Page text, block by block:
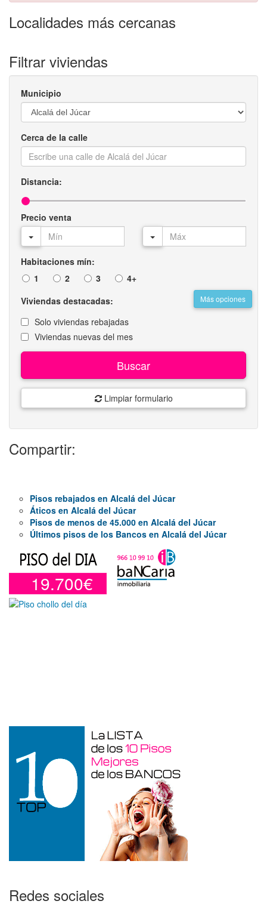
Localidades más cercanas
Filtrar viviendas
Municipio
Cerca de la calle
Distancia:
Precio venta
Habitaciones mín:
1
2 3 4+
Más opciones
Viviendas destacadas:
Solo viviendas rebajadas
Viviendas nuevas del mes
Buscar
Limpiar formulario
Compartir:
Pisos rebajados en Alcalá del Júcar
Áticos en Alcalá del Júcar
Pisos de menos de 45.000 en Alcalá del Júcar
Últimos pisos de los Bancos en Alcalá del Júcar
19.700€
Redes sociales